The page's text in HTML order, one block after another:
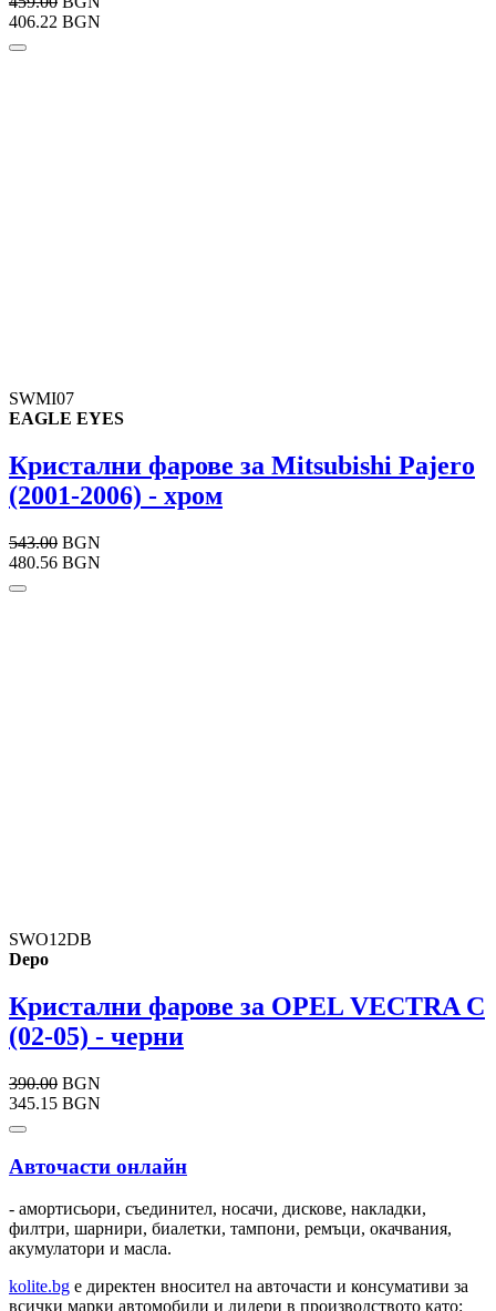
406.22 BGN
SWMI07
EAGLE EYES
Кристални фарове за Mitsubishi Pajero
(2001-2006) - хром
543.00 BGN
480.56 BGN
SWO12DB
Depo
Кристални фарове за OPEL VECTRA C
(02-05) - черни
390.00 BGN
345.15 BGN
Авточасти онлайн
- амортисьори, съединител, носачи, дискове, накладки,
филтри, шарнири, биалетки, тампони, ремъци, окачвания,
акумулатори и масла.
kolite.bg e директен вносител на авточасти и консумативи за
всички марки автомобили и лидери в производството като: